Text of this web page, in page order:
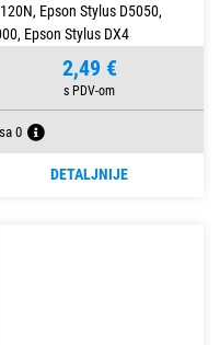
Epson Stylus D5050,
Epson Stylus DX4
2,49 €
0
DETALJNIJE